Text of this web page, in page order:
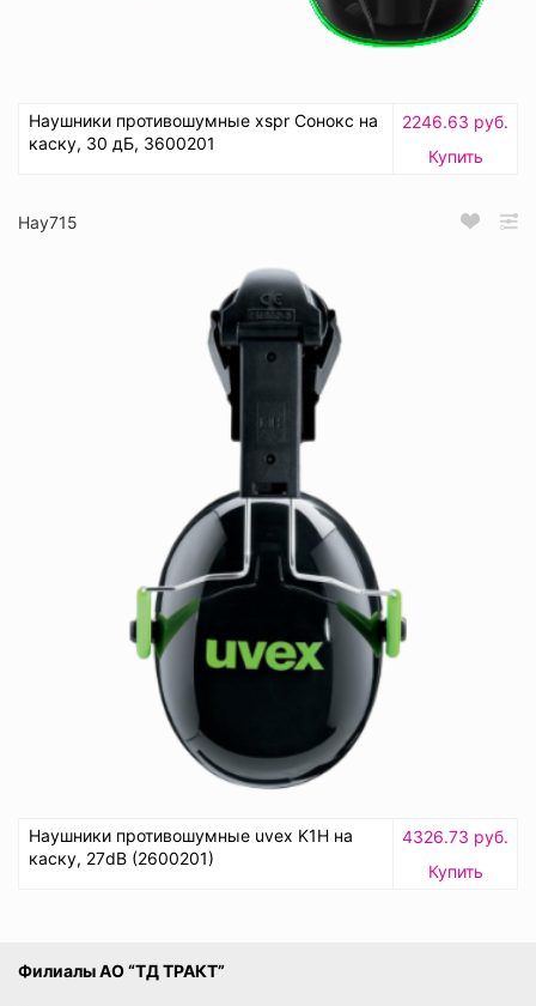
Наушники противошумные xspr Сонокс на
каску, 30 дБ, 3600201
2246.63 руб.
Купить
Нау715
Наушники противошумные uvex K1H на
каску, 27dB (2600201)
4326.73 руб.
Купить
Филиалы АО “ТД ТРАКТ”